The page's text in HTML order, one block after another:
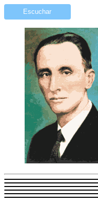
Escuchar